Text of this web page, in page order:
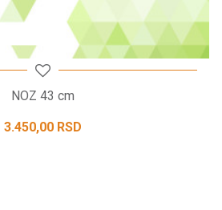
NOZ 43 cm
3.450,00 RSD